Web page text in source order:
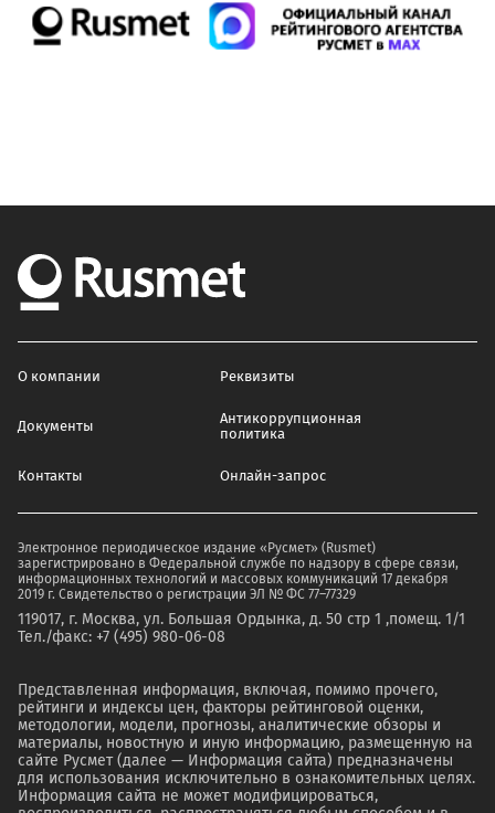
О компании Реквизиты
Документы
Антикоррупционная
политика
Контакты Онлайн-запрос
Электронное периодическое издание «Русмет» (Rusmet)
зарегистрировано в Федеральной службе по надзору в сфере связи,
информационных технологий и массовых коммуникаций 17 декабря
2019 г. Свидетельство о регистрации ЭЛ № ФС 77–77329
119017, г. Москва, ул. Большая Ордынка, д. 50 стр 1 ,помещ. 1/1
Тел./факс: +7 (495) 980-06-08
Представленная информация, включая, помимо прочего,
рейтинги и индексы цен, факторы рейтинговой оценки,
методологии, модели, прогнозы, аналитические обзоры и
материалы, новостную и иную информацию, размещенную на
сайте Русмет (далее — Информация сайта) предназначены
для использования исключительно в ознакомительных целях.
Информация сайта не может модифицироваться,